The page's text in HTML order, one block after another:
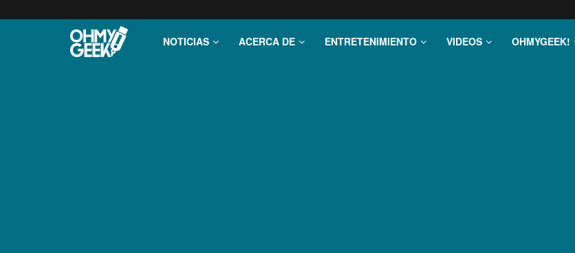
NOTICIAS ACERCA DE ENTRETENIMIENTO VIDEOS OHMYGEEK!